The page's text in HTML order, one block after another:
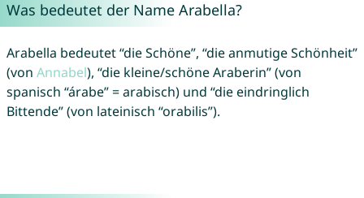
Was bedeutet der Name Arabella?
Arabella bedeutet “die Schöne”, “die anmutige Schönheit”
(von Annabel), “die kleine/schöne Araberin” (von
spanisch “árabe” = arabisch) und “die eindringlich
Bittende” (von lateinisch “orabilis”).